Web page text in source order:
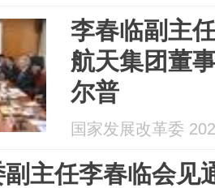
李春临副主
航天集团董
尔普
国家发展改革委
副主任李春临会见